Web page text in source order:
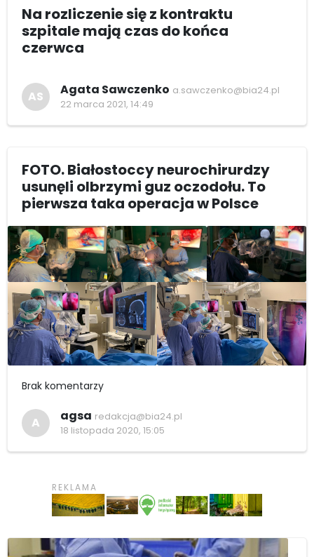
Na rozliczenie się z kontraktu
szpitale mają czas do końca
czerwca
AS Agata Sawczenko a.sawczenko@bia24.pl
22 marca 2021, 14:49
FOTO. Białostoccy neurochirurdzy
usunęli olbrzymi guz oczodołu. To
pierwsza taka operacja w Polsce
Brak komentarzy
A agsa redakcja@bia24.pl
18 listopada 2020, 15:05